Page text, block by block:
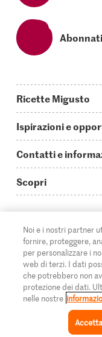
Collezione
Ricette Migusto
Oggi cucino
Piatti principali
Ricette semplici &
Ricette al forno
Ricette per
Tutte le ricette
Ispirazioni e
Storie
Video How to
Login Migusto
Rivista Migusto
Concorsi
Contatti e
Guida alle
Contatti
Pubblicità
Impressum
Informazioni legali
Protezione dei dati
Scopri
Migros Online
A proposito della
Filiali
Cumulus
Rivista Azione
© 2026 Federazione
Noi e i nostri partner
fornire, proteggere,
per personalizzare i
web di terzi. I dati
che potrebbero non
protezione dei dati.
nelle nostre